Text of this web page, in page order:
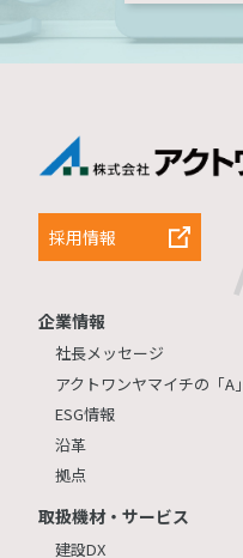
採用情報
企業情報
社長メッセージ
アクトワンヤマイチの「A」
ESG情報
沿革
拠点
取扱機材・サービス
建設DX